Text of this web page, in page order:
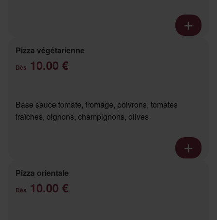
Pizza végétarienne
Dès 10.00 €
Base sauce tomate, fromage, poivrons, tomates
fraîches, oignons, champignons, olives
Pizza orientale
Dès 10.00 €